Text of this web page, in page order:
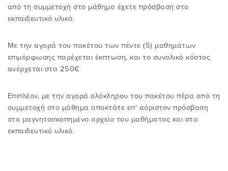
από τη συμμετοχή στο μάθημα έχετε πρόσβαση στο
εκπαιδευτικό υλικό.
Με την αγορά του πακέτου των πέντε (5) μαθημάτων
επιμόρφωσης παρέχεται έκπτωση, και το συνολικό κόστος
ανέρχεται στα 250€
Επιπλέον, με την αγορά ολόκληρου του πακέτου πέρα από τη
συμμετοχή στο μάθημα αποκτάτε επ' αόριστον πρόσβαση
στο μαγνητοσκοπημένο αρχείο του μαθήματος και στο
εκπαιδευτικό υλικό.